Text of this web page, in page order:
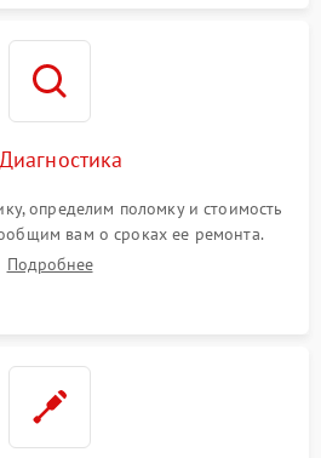
определим поломку и стоимость
вам о сроках ее ремонта.
Подробнее